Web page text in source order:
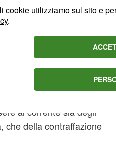
da Acacias per
Dopo il loro
abbastanza in
padre
al corrente sia degli
che della contraffazione
cookie utilizziamo sul sito e
.